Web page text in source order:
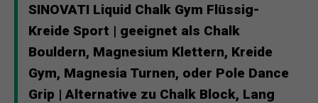
SINOVATI Liquid Chalk Gym Flüssig-
Kreide Sport | geeignet als Chalk
Bouldern, Magnesium Klettern, Kreide
Gym, Magnesia Turnen, oder Pole Dance
Grip | Alternative zu Chalk Block, Lang